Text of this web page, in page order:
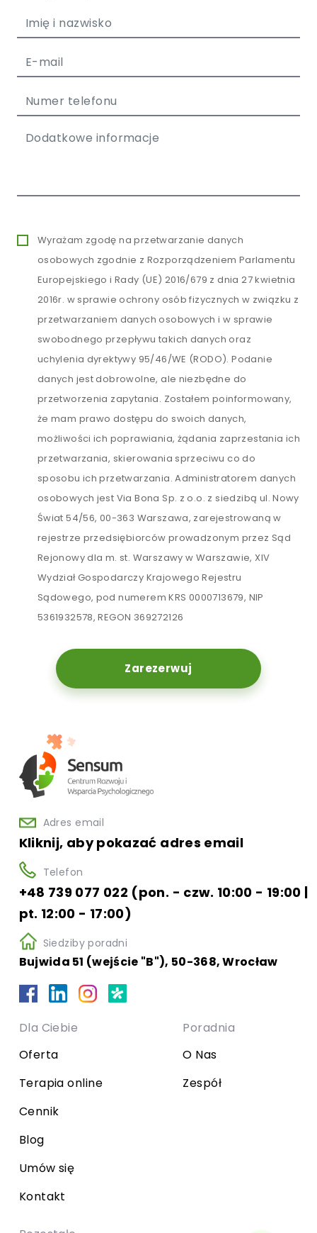
Wyrażam zgodę na przetwarzanie danych
osobowych zgodnie z Rozporządzeniem Parlamentu
Europejskiego i Rady (UE) 2016/679 z dnia 27 kwietnia
2016r. w sprawie ochrony osób fizycznych w związku z
przetwarzaniem danych osobowych i w sprawie
swobodnego przepływu takich danych oraz
uchylenia dyrektywy 95/46/WE (RODO). Podanie
danych jest dobrowolne, ale niezbędne do
przetworzenia zapytania. Zostałem poinformowany,
że mam prawo dostępu do swoich danych,
możliwości ich poprawiania, żądania zaprzestania ich
przetwarzania, skierowania sprzeciwu co do
sposobu ich przetwarzania. Administratorem danych
osobowych jest Via Bona Sp. z o.o. z siedzibą ul. Nowy
Świat 54/56, 00-363 Warszawa, zarejestrowaną w
rejestrze przedsiębiorców prowadzonym przez Sąd
Rejonowy dla m. st. Warszawy w Warszawie, XIV
Wydział Gospodarczy Krajowego Rejestru
Sądowego, pod numerem KRS 0000713679, NIP
5361932578, REGON 369272126
Zarezerwuj
Adres email
Kliknij, aby pokazać adres email
Telefon
+48 739 077 022 (pon. - czw. 10:00 - 19:00 |
pt. 12:00 - 17:00)
Siedziby poradni
Bujwida 51 (wejście "B"), 50-368, Wrocław
Dla Ciebie
Oferta
Terapia online
Cennik
Blog
Umów się
Kontakt
Poradnia
O Nas
Zespół